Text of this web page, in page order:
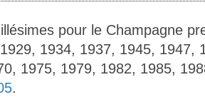
pour le Champagne
1934, 1937, 1945, 1947,
1975, 1979, 1982, 1985,
.